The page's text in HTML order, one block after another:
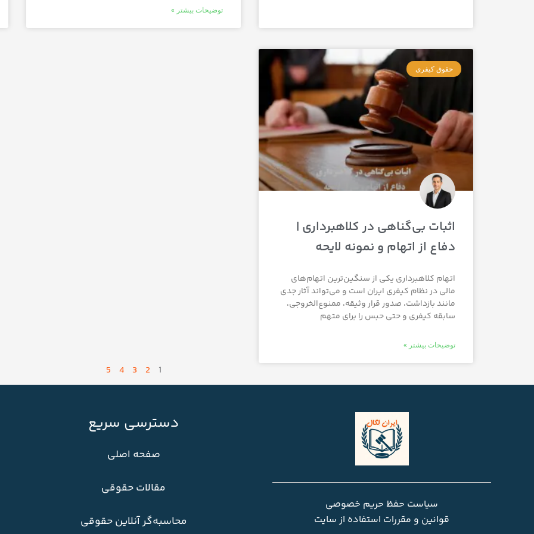
توضیحات بیشتر »
حقوق کیفری
اثبات بی‌گناهی در کلاهبرداری |
دفاع از اتهام و نمونه لایحه
اتهام کلاهبرداری یکی از سنگین‌ترین اتهام‌های
مالی در نظام کیفری ایران است و می‌تواند آثار جدی
مانند بازداشت، صدور قرار وثیقه، ممنوع‌الخروجی،
سابقه کیفری و حتی حبس را برای متهم
توضیحات بیشتر »
1
2
3
4
5
سیاست حفظ حریم خصوصی
قوانین و مقررات استفاده از سایت
دسترسی سریع
صفحه اصلی
مقالات حقوقی
محاسبه‌گر آنلاین حقوقی